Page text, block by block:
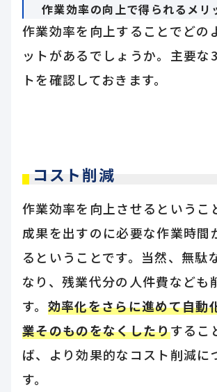
作業効率の向上で得られるメリ
作業効率を向上することでどの
ットがあるでしょうか。主要な
トを確認しておきます。
コスト削減
作業効率を向上させるというこ
成果を出すのに必要な作業時間
るということです。当然、無駄
なり、残業代分の人件費なども
す。 効率化をさらに進めて自動
業そのものをなくしたりするこ
ば、より効果的なコスト削減に
す。